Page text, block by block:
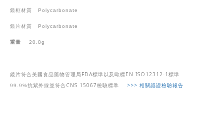
鏡框材質 Polycarbonate
鏡片材質 Polycarbonate
重量 20.8g
鏡片符合美國食品藥物管理局 FDA標準以及歐標EN ISO12312-1 標準
99.9%抗紫外線並符合 CNS 15067檢驗標準 >>> 相關認證檢驗報告